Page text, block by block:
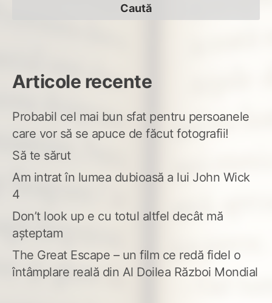
Articole recente
Probabil cel mai bun sfat pentru persoanele
care vor să se apuce de făcut fotografii!
Să te sărut
Am intrat în lumea dubioasă a lui John Wick
4
Don’t look up e cu totul altfel decât mă
așteptam
The Great Escape – un film ce redă fidel o
întâmplare reală din Al Doilea Război Mondial